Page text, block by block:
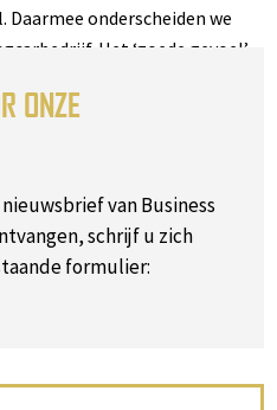
onderscheiden we
Het ‘goede gevoel’
denken en doen.
ONZE
van Business
schrijf u zich
formulier: